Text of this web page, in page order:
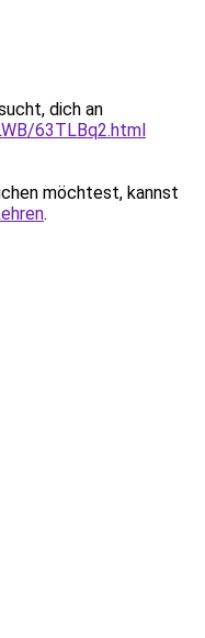
dich an
63TLBq2.html
möchtest, kannst
.